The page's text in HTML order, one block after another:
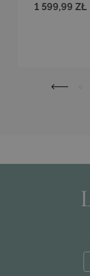
1 599,99 ZŁ